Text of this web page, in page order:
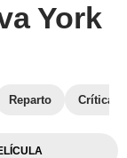
York
Reparto Críticas